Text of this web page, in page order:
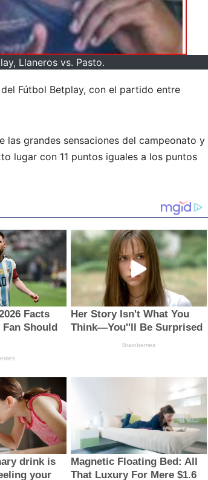
Llaneros vs. Pasto.
Fútbol Betplay, con el partido entre
las grandes sensaciones del campeonato y
lugar con 11 puntos iguales a los puntos